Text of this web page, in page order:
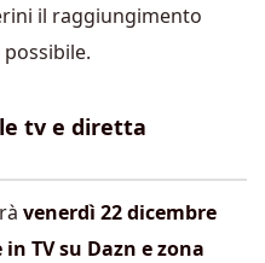
il raggiungimento
possibile.
tv e diretta
venerdì 22 dicembre
TV su Dazn e zona